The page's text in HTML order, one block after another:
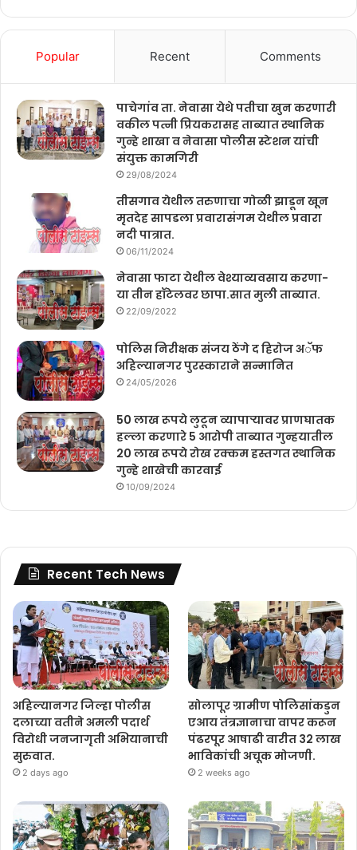
Popular Recent Comments
पाचेगांव ता. नेवासा येथे पतीचा खुन करणारी
वकील पत्नी प्रियकरासह ताब्यात स्थानिक
गुन्हे शाखा व नेवासा पोलीस स्टेशन यांची
संयुक्त कामगिरी
29/08/2024
तीसगाव येथील तरुणाचा गोळी झाडून खून
मृतदेह सापडला प्रवारासंगम येथील प्रवारा
नदी पात्रात.
06/11/2024
नेवासा फाटा येथील वेश्याव्यवसाय करणा-
या तीन हॉटेलवर छापा.सात मुली ताब्यात.
22/09/2022
पोलिस निरीक्षक संजय ठेंगे द हिरोज अॅफ
अहिल्यानगर पुरस्काराने सन्मानित
24/05/2026
50 लाख रूपये लुटून व्यापाऱ्यावर प्राणघातक
हल्ला करणारे 5 आरोपी ताब्यात गुन्हयातील
20 लाख रूपये रोख रक्कम हस्तगत स्थानिक
गुन्हे शाखेची कारवाई
10/09/2024
Recent Tech News
अहिल्यानगर जिल्हा पोलीस
दलाच्या वतीने अमली पदार्थ
विरोधी जनजागृती अभियानाची
सुरुवात.
2 days ago
सोलापूर ग्रामीण पोलिसांकडुन
एआय तंत्रज्ञानाचा वापर करून
पंढरपूर आषाढी वारीत 32 लाख
भाविकांची अचूक मोजणी.
2 weeks ago